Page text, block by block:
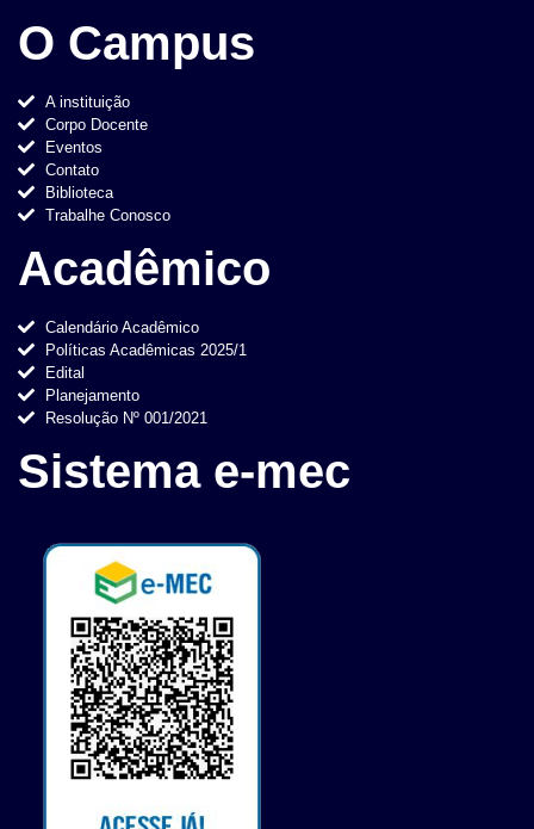
O Campus
A instituição
Corpo Docente
Eventos
Contato
Biblioteca
Trabalhe Conosco
Acadêmico
Calendário Acadêmico
Políticas Acadêmicas 2025/1
Edital
Planejamento
Resolução Nº 001/2021
Sistema e-mec